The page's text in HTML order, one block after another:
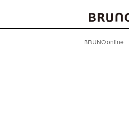
BRUNO online